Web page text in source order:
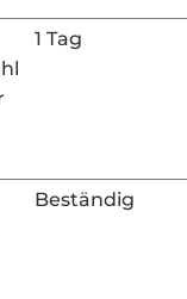
1 Tag
Beständig